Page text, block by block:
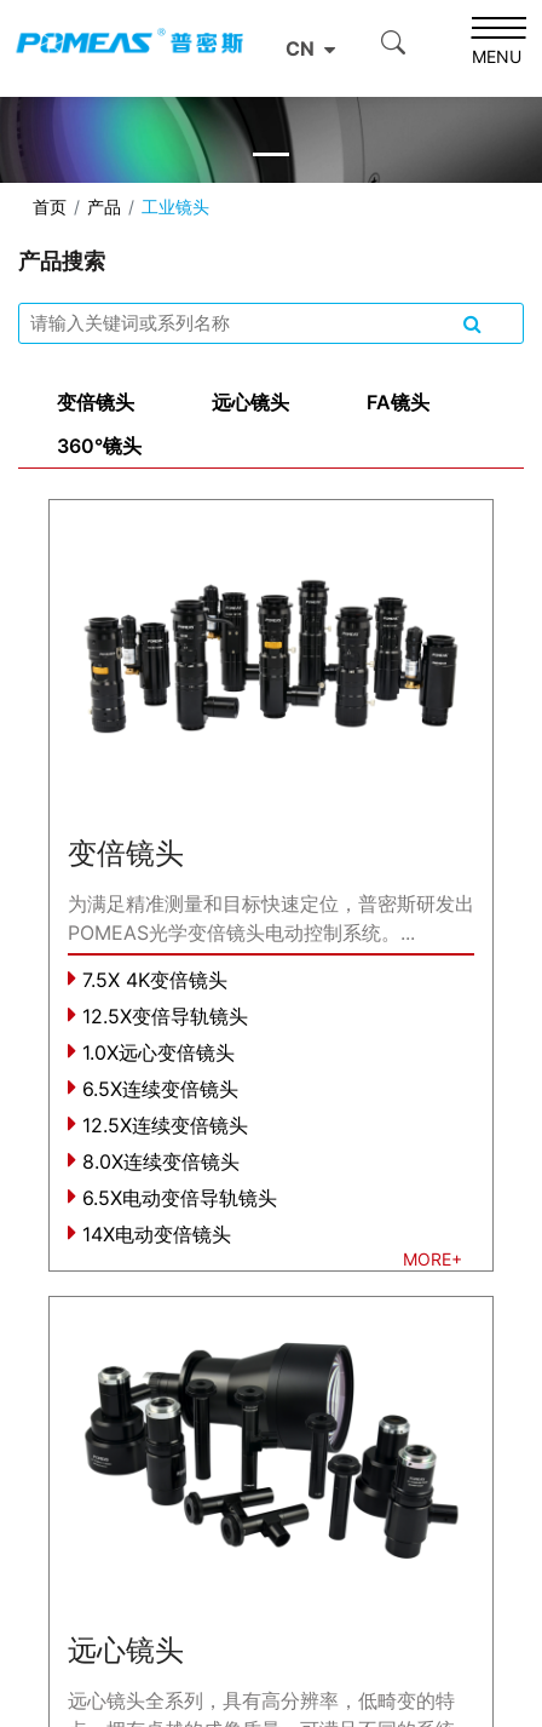
CN MENU
首页 产品 工业镜头
产品搜索
变倍镜头 远心镜头
FA镜头
360°镜头
变倍镜头
为满足精准测量和目标快速定位，普密斯研发出
POMEAS光学变倍镜头电动控制系统。...
7.5X 4K变倍镜头
12.5X变倍导轨镜头
1.0X远心变倍镜头
6.5X连续变倍镜头
12.5X连续变倍镜头
8.0X连续变倍镜头
6.5X电动变倍导轨镜头
14X电动变倍镜头
MORE+
远心镜头
远心镜头全系列，具有高分辨率，低畸变的特